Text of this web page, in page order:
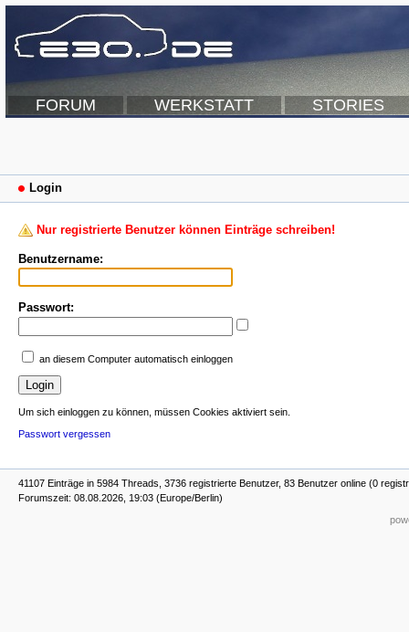
FORUM WERKSTATT STORIES
Login
Nur registrierte Benutzer können Einträge schreiben!
Benutzername:
Passwort:
an diesem Computer automatisch einloggen
Um sich einloggen zu können, müssen Cookies aktiviert sein.
Passwort vergessen
41107 Einträge in 5984 Threads, 3736 registrierte Benutzer, 83 Benutzer online (0
Forumszeit: 08.08.2026, 19:03 (Europe/Berlin)